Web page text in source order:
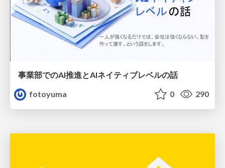
事業部でのAI推進とAIネイティブレベルの話
fotoyuma
0 290